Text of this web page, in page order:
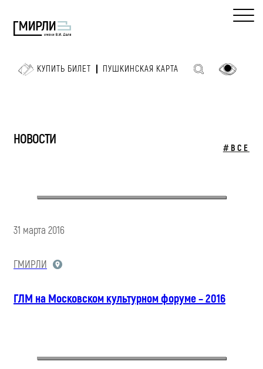
КУПИТЬ БИЛЕТ ПУШКИНСКАЯ КАРТА
НОВОСТИ
#ВСЕ
31 марта 2016
ГМИРЛИ
ГЛМ на Московском культурном форуме – 2016